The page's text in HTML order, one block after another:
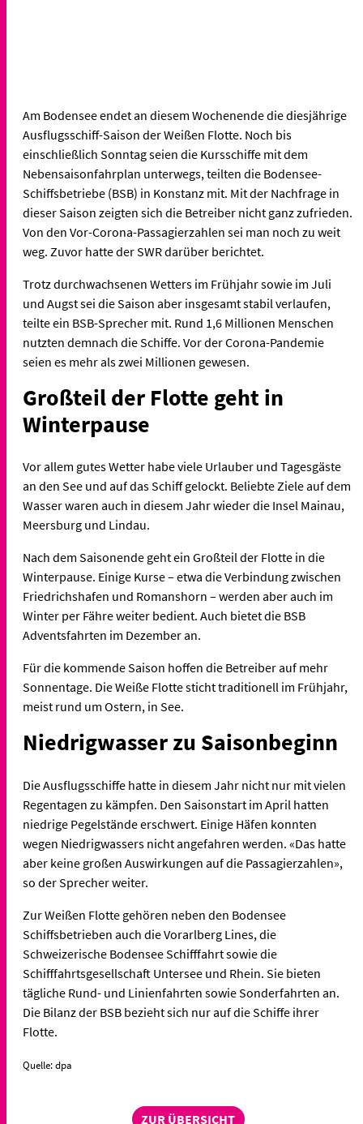
Am Bodensee endet an diesem Wochenende die diesjährige
Ausflugsschiff-Saison der Weißen Flotte. Noch bis
einschließlich Sonntag seien die Kursschiffe mit dem
Nebensaisonfahrplan unterwegs, teilten die Bodensee-
Schiffsbetriebe (BSB) in Konstanz mit. Mit der Nachfrage in
dieser Saison zeigten sich die Betreiber nicht ganz zufrieden.
Von den Vor-Corona-Passagierzahlen sei man noch zu weit
weg. Zuvor hatte der SWR darüber berichtet.
Trotz durchwachsenen Wetters im Frühjahr sowie im Juli
und Augst sei die Saison aber insgesamt stabil verlaufen,
teilte ein BSB-Sprecher mit. Rund 1,6 Millionen Menschen
nutzten demnach die Schiffe. Vor der Corona-Pandemie
seien es mehr als zwei Millionen gewesen.
Großteil der Flotte geht in
Winterpause
Vor allem gutes Wetter habe viele Urlauber und Tagesgäste
an den See und auf das Schiff gelockt. Beliebte Ziele auf dem
Wasser waren auch in diesem Jahr wieder die Insel Mainau,
Meersburg und Lindau.
Nach dem Saisonende geht ein Großteil der Flotte in die
Winterpause. Einige Kurse – etwa die Verbindung zwischen
Friedrichshafen und Romanshorn – werden aber auch im
Winter per Fähre weiter bedient. Auch bietet die BSB
Adventsfahrten im Dezember an.
Für die kommende Saison hoffen die Betreiber auf mehr
Sonnentage. Die Weiße Flotte sticht traditionell im Frühjahr,
meist rund um Ostern, in See.
Niedrigwasser zu Saisonbeginn
Die Ausflugsschiffe hatte in diesem Jahr nicht nur mit vielen
Regentagen zu kämpfen. Den Saisonstart im April hatten
niedrige Pegelstände erschwert. Einige Häfen konnten
wegen Niedrigwassers nicht angefahren werden. «Das hatte
aber keine großen Auswirkungen auf die Passagierzahlen»,
so der Sprecher weiter.
Zur Weißen Flotte gehören neben den Bodensee
Schiffsbetrieben auch die Vorarlberg Lines, die
Schweizerische Bodensee Schifffahrt sowie die
Schifffahrtsgesellschaft Untersee und Rhein. Sie bieten
tägliche Rund- und Linienfahrten sowie Sonderfahrten an.
Die Bilanz der BSB bezieht sich nur auf die Schiffe ihrer
Flotte.
Quelle: dpa
ZUR ÜBERSICHT